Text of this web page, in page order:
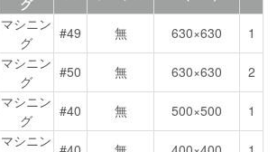
グ
マシニン
グ
#49 無 630×630 1
マシニン
グ
#50 無 630×630 2
マシニン
グ
#40 無 500×500 1
マシニン